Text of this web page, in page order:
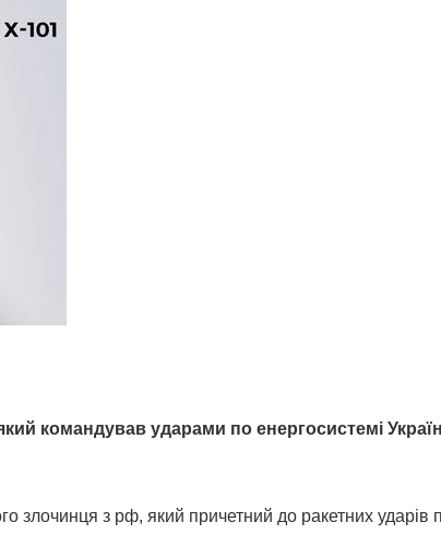
командував ударами по енергосистемі
злочинця з рф, який причетний до ракетних ударів